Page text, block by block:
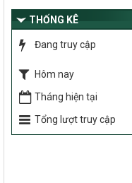
Nghị quyết số 08/
phân bổ ngân sách
nông thôn mới, giảm
phát triển kinh tế – xã
dân tộc thiểu số và
2026 – 2030 trên địa
Chỉ Thị số 22-CT/TU
THỐNG KÊ
Đang truy cập
Hôm nay
Tháng hiện tại
Tổng lượt truy cập